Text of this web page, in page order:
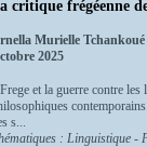
critique frégéenne
Murielle
2025
et la guerre contre
s...
: Linguistique -